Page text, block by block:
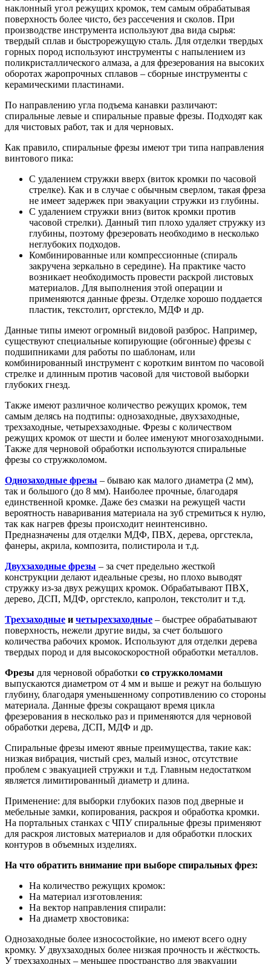
наклонный угол режущих кромок, тем самым обрабатывая
поверхность более чисто, без рассечения и сколов. При
производстве инструмента используют два вида сырья:
твердый сплав и быстрорежущую сталь. Для отделки твердых
горных пород используют инструменты с напылением из
поликристаллического алмаза, а для фрезерования на высоких
оборотах жаропрочных сплавов – сборные инструменты с
керамическими пластинами.
По направлению угла подъема канавки различают:
спиральные левые и спиральные правые фрезы. Подходят как
для чистовых работ, так и для черновых.
Как правило, спиральные фрезы имеют три типа направления
винтового пика:
С удалением стружки вверх (виток кромки по часовой
стрелке). Как и в случае с обычным сверлом, такая фреза
не имеет задержек при эвакуации стружки из глубины.
С удалением стружки вниз (виток кромки против
часовой стрелки). Данный тип плохо удаляет стружку из
глубины, поэтому фрезеровать необходимо в несколько
неглубоких подходов.
Комбинированные или компрессионные (спираль
закручена зеркально в середине). На практике часто
возникает необходимость провести раскрой листовых
материалов. Для выполнения этой операции и
применяются данные фрезы. Отделке хорошо поддается
пластик, текстолит, оргстекло, МДФ и др.
Данные типы имеют огромный видовой разброс. Например,
существуют специальные копирующие (обгонные) фрезы с
подшипниками для работы по шаблонам, или
комбинированный инструмент с коротким винтом по часовой
стрелке и длинным против часовой для чистовой выборки
глубоких гнезд.
Также имеют различное количество режущих кромок, тем
самым делясь на подтипы: однозаходные, двухзаходные,
трехзаходные, четырехзаходные. Фрезы с количеством
режущих кромок от шести и более именуют многозаходными.
Также для черновой обработки используются спиральные
фрезы со стружколомом.
Однозаходные фрезы – бываю как малого диаметра (2 мм),
так и большого (до 8 мм). Наиболее прочные, благодаря
единственной кромке. Даже без смазки на режущей части
вероятность наваривания материала на зуб стремиться к нулю,
так как нагрев фрезы происходит неинтенсивно.
Предназначены для отделки МДФ, ПВХ, дерева, оргстекла,
фанеры, акрила, композита, полистирола и т.д.
Двухзаходные фрезы – за счет предельно жесткой
конструкции делают идеальные срезы, но плохо выводят
стружку из-за двух режущих кромок. Обрабатывают ПВХ,
дерево, ДСП, МДФ, оргстекло, капролон, текстолит и т.д.
Трехзаходные и четырехзаходные – быстрее обрабатывают
поверхность, нежели другие виды, за счет большого
количества рабочих кромок. Используют для отделки дерева
твердых пород и для высокоскоростной обработки металлов.
Фрезы для черновой обработки со стружколомами
выпускаются диаметром от 4 мм и выше и режут на большую
глубину, благодаря уменьшенному сопротивлению со стороны
материала. Данные фрезы сокращают время цикла
фрезерования в несколько раз и применяются для черновой
обработки дерева, ДСП, МДФ и др.
Спиральные фрезы имеют явные преимущества, такие как:
низкая вибрация, чистый срез, малый износ, отсутствие
проблем с эвакуацией стружки и т.д. Главным недостатком
является лимитированный диаметр и длина.
Применение: для выборки глубоких пазов под дверные и
мебельные замки, копирования, раскроя и обработка кромки.
На портальных станках с ЧПУ спиральные фрезы применяют
для раскроя листовых материалов и для обработки плоских
контуров в объемных изделиях.
На что обратить внимание при выборе спиральных фрез:
На количество режущих кромок:
На материал изготовления:
На вектор направления спирали:
На диаметр хвостовика:
Однозаходные более износостойкие, но имеют всего одну
кромку. У двухзаходных более низкая прочность и жёсткость.
У трехзаходных – меньшее пространство для эвакуации